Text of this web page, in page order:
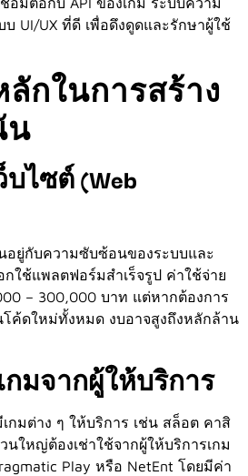
UI/UX ที่ดี เพื่อดึงดูดและรักษาผู้ใช้
กในการสร้าง
น
ไซต์ (Web
ยู่กับความซับซ้อนของระบบและ
กใช้แพลตฟอร์มสำเร็จรูป ค่าใช้จ่าย
– 300,000 บาท แต่หากต้องการ
โค้ดใหม่ทั้งหมด งบอาจสูงถึงหลักล้าน
มจากผู้ให้บริการ
กมต่าง ๆ ให้บริการ เช่น สล็อต คาสิ
ใหญ่ต้องเช่าใช้จากผู้ให้บริการเกม
Play หรือ NetEnt โดยมีค่า